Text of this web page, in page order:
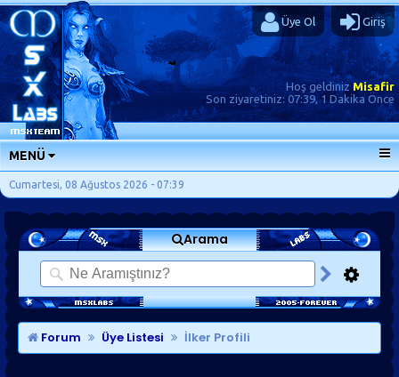
Üye Ol Giriş
Hoş geldinizMisafir
Son ziyaretiniz: 07:39, 1 Dakika Önce
MENÜ
ANA SAYFA
FORUMLAR
SORU-CEVAP
GÜNLÜKLER
SON MESAJLAR
KISAYOLLAR
Cumartesi, 08 Ağustos 2026 - 07:39
Arama
Forum Üye Listesi İlker Profili